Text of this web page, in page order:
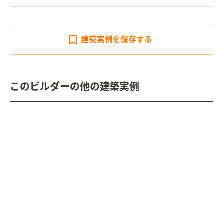
建築実例を保存する
このビルダーの他の建築実例